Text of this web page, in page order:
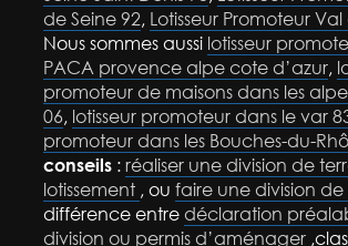
de Seine 92, Lotisseur Promoteur Val
Nous sommes aussi lotisseur
PACA provence alpe cote d’azur,
promoteur de maisons dans les
06, lotisseur promoteur dans le var
promoteur dans les Bouches-du-
conseils : réaliser une division de
lotissement , ou faire une division
différence entre déclaration
division ou permis d’aménager